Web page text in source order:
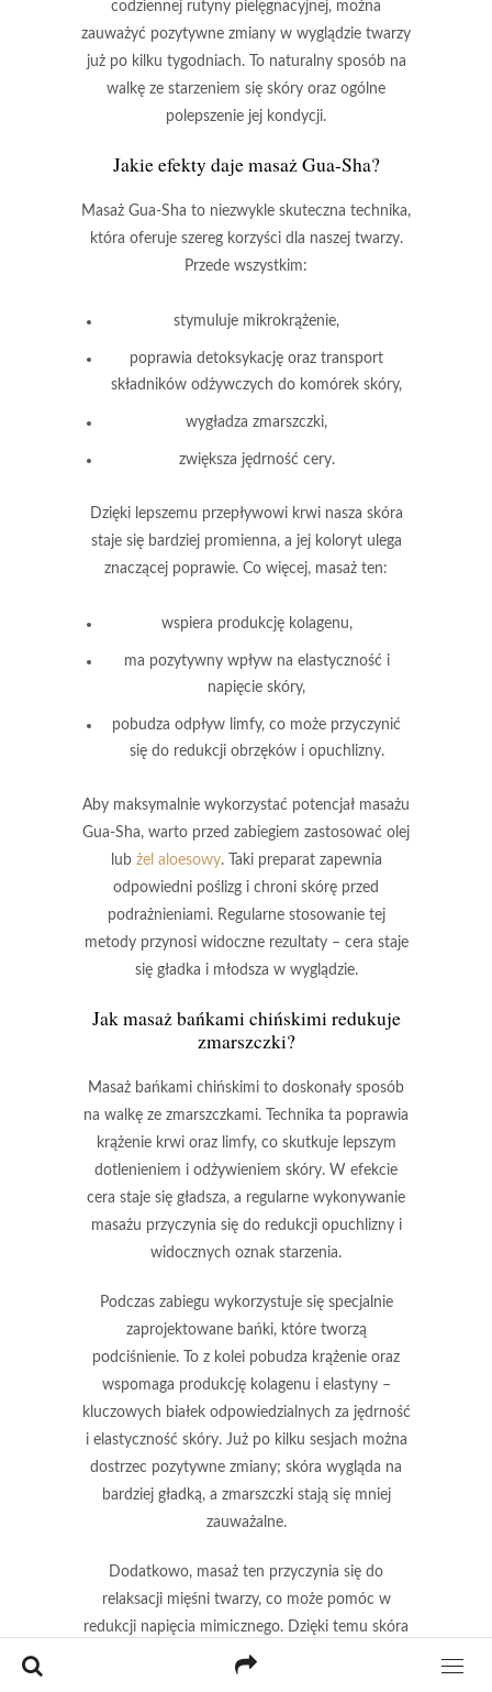
codziennej rutyny pielęgnacyjnej, można
zauważyć pozytywne zmiany w wyglądzie twarzy
już po kilku tygodniach. To naturalny sposób na
walkę ze starzeniem się skóry oraz ogólne
polepszenie jej kondycji.
Jakie efekty daje masaż Gua-Sha?
Masaż Gua-Sha to niezwykle skuteczna technika,
która oferuje szereg korzyści dla naszej twarzy.
Przede wszystkim:
stymuluje mikrokrążenie,
poprawia detoksykację oraz transport
składników odżywczych do komórek skóry,
wygładza zmarszczki,
zwiększa jędrność cery.
Dzięki lepszemu przepływowi krwinasza skóra
staje się bardziej promienna, a jej koloryt ulega
znaczącej poprawie. Co więcej, masaż ten:
wspiera produkcję kolagenu,
ma pozytywny wpływ na elastyczność i
napięcie skóry,
pobudza odpływ limfy, co może przyczynić
się do redukcji obrzęków i opuchlizny.
Aby maksymalnie wykorzystać potencjał masażu
Gua-Sha, warto przed zabiegiem zastosować olej
lub żel aloesowy. Taki preparat zapewnia
odpowiedni poślizg i chroni skórę przed
podrażnieniami. Regularne stosowanie tej
metody przynosi widoczne rezultaty– cera staje
się gładka i młodsza w wyglądzie.
Jak masaż bańkami chińskimi redukuje
zmarszczki?
Masaż bańkami chińskimi to doskonały sposób
na walkę ze zmarszczkami. Technika ta poprawia
krążenie krwi oraz limfy, co skutkuje lepszym
dotlenieniem i odżywieniem skóry. W efekcie
cera staje się gładsza, a regularne wykonywanie
masażu przyczynia się do redukcji opuchlizny i
widocznych oznak starzenia.
Podczas zabiegu wykorzystuje się specjalnie
zaprojektowane bańki, które tworzą
podciśnienie. To z kolei pobudza krążenie oraz
wspomaga produkcję kolagenu i elastyny–
kluczowych białek odpowiedzialnych za jędrność
i elastyczność skóry. Już po kilku sesjach można
dostrzec pozytywne zmiany; skóra wygląda na
bardziej gładką, a zmarszczki stają się mniej
zauważalne.
Dodatkowo, masaż ten przyczynia się do
relaksacji mięśni twarzy, co może pomóc w
redukcji napięcia mimicznego. Dzięki temu skóra
prezentuje się młodziej i zdrowiej. Warto łączyć